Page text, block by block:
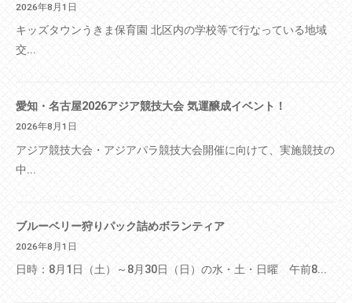
2026年8月1日
キッズタウンうきま保育園 北区内の学校等で行なっている地域
交...
愛知・名古屋2026アジア競技大会 気運醸成イベント！
2026年8月1日
アジア競技大会・アジアパラ競技大会開催に向けて、実施競技の
中...
ブルーベリー狩りパック詰めボランティア
2026年8月1日
日時：8月1日（土）～8月30日（日）の水・土・日曜 午前8...